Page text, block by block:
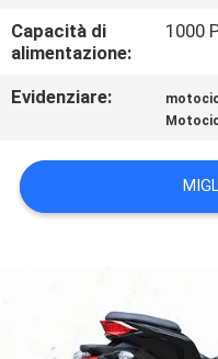
MAPPA
SITO
POLITICA
SULLA
Capacità di
alimentazione:
1000
Evidenziare: